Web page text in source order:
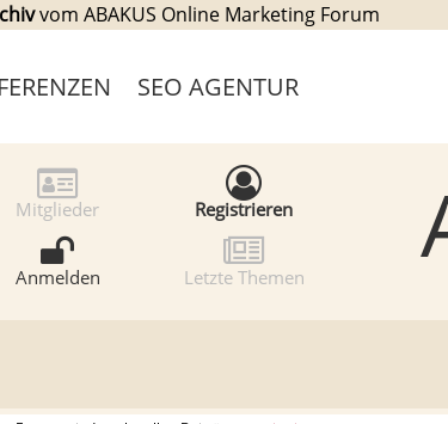
vom ABAKUS Online Marketing Forum
SEO AGENTUR
Mitglieder
Anmelden
Registrieren
Letzte Themen